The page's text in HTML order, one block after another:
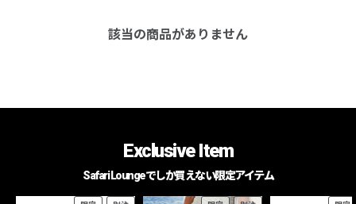
該当の商品がありません
Exclusive Item
Safari Loungeでしか買えない限定アイテム